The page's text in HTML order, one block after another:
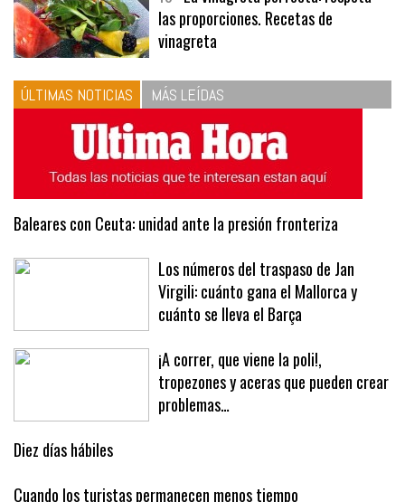
10La vinagreta perfecta: respeta
las proporciones. Recetas de
vinagreta
ÚLTIMAS NOTICIAS MÁS LEÍDAS
Baleares con Ceuta: unidad ante la presión fronteriza
Los números del traspaso de Jan
Virgili: cuánto gana el Mallorca y
cuánto se lleva el Barça
¡A correr, que viene la poli!,
tropezones y aceras que pueden crear
Diez días hábiles